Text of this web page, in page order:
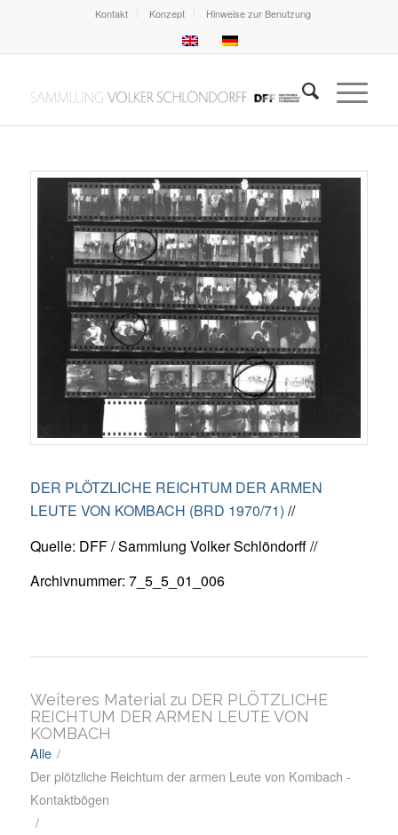
Kontakt Konzept Hinweise zur Benutzung
DER PLÖTZLICHE REICHTUM DER ARMEN
LEUTE VON KOMBACH (BRD 1970/71) //
Quelle: DFF / Sammlung Volker Schlöndorff //
Archivnummer: 7_5_5_01_006
Weiteres Material zu DER PLÖTZLICHE
REICHTUM DER ARMEN LEUTE VON
KOMBACH
Alle /
Der plötzliche Reichtum der armen Leute von Kombach -
Kontaktbögen
/